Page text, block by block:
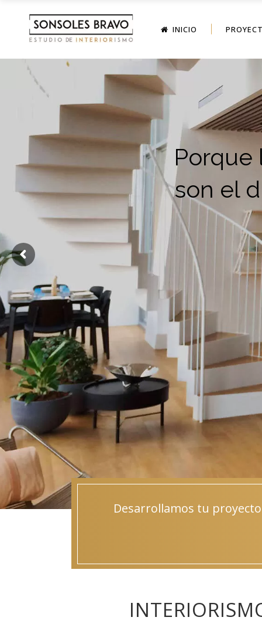
INICIO
Porque
son el
Desarrollamos tu